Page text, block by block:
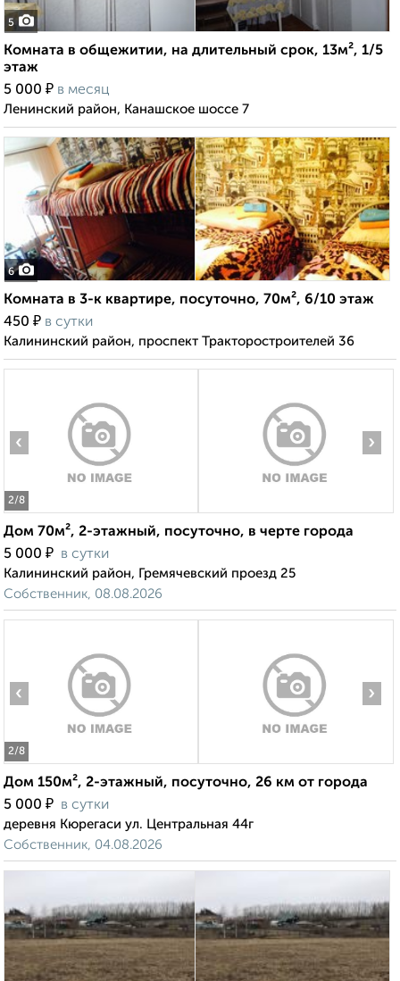
5
Комната в общежитии, на длительный срок, 13м², 1/5
этаж
5 000 ₽ в месяц
Ленинский район, Канашское шоссе 7
6
Комната в 3-к квартире, посуточно, 70м², 6/10 этаж
450 ₽ в сутки
Калининский район, проспект Тракторостроителей 36
2/8
‹ ›
Дом 70м², 2-этажный, посуточно, в черте города
5 000 ₽ в сутки
Калининский район, Гремячевский проезд 25
Собственник, 08.08.2026
2/8
‹ ›
Дом 150м², 2-этажный, посуточно, 26 км от города
5 000 ₽ в сутки
деревня Кюрегаси ул. Центральная 44г
Собственник, 04.08.2026